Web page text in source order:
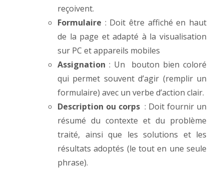
reçoivent.
Formulaire : Doit être affiché en haut
de la page et adapté à la visualisation
sur PC et appareils mobiles
Assignation : Un bouton bien coloré
qui permet souvent d’agir (remplir un
formulaire) avec un verbe d’action clair.
Description ou corps: Doit fournir un
résumé du contexte et du problème
traité, ainsi que les solutions et les
résultats adoptés (le tout en une seule
phrase).